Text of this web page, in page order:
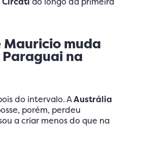
muda
na
do intervalo. AAustrália
porém, perdeu
a criar menos do que na